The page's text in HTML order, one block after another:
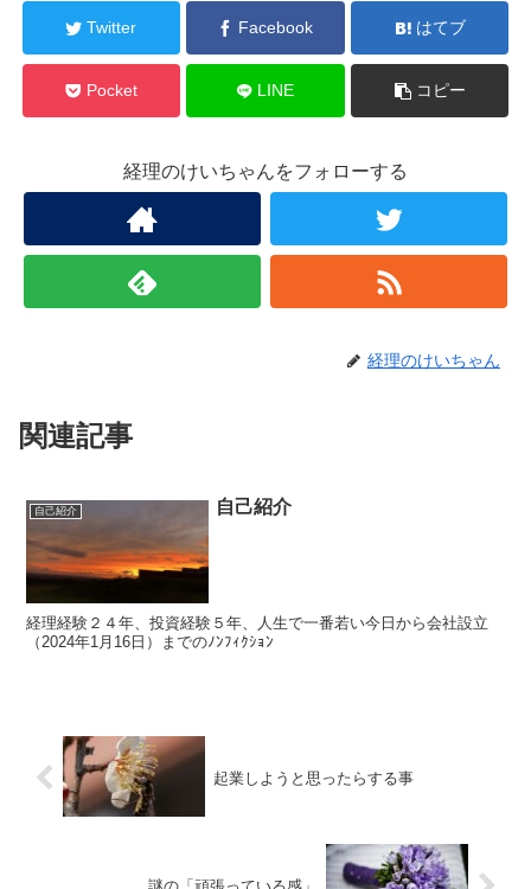
Twitter Facebook はてブ
Pocket LINE コピー
経理のけいちゃんをフォローする
経理のけいちゃん
関連記事
自己紹介 自己紹介
経理経験２４年、投資経験５年、人生で一番若い今日から会社設立
（2024年1月16日）までのﾉﾝﾌｨｸｼｮﾝ
起業しようと思ったらする事